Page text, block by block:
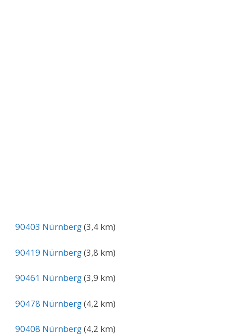
90403 Nürnberg(3,4 km)
90419 Nürnberg(3,8 km)
90461 Nürnberg(3,9 km)
90478 Nürnberg(4,2 km)
90408 Nürnberg(4,2 km)